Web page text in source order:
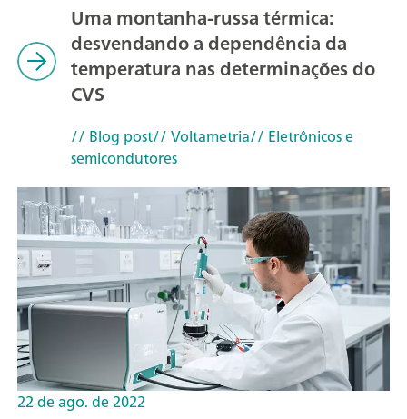
Uma montanha-russa térmica:
desvendando a dependência da
temperatura nas determinações do
CVS
// Blog post// Voltametria// Eletrônicos e
semicondutores
22 de ago. de 2022